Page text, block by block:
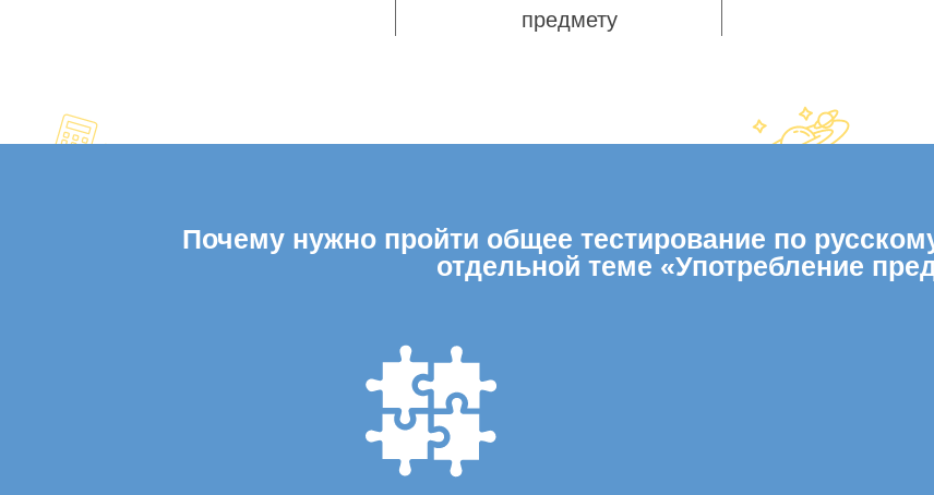
предмету
Почему нужно пройти общее тестирование по
отдельной теме «Употребление